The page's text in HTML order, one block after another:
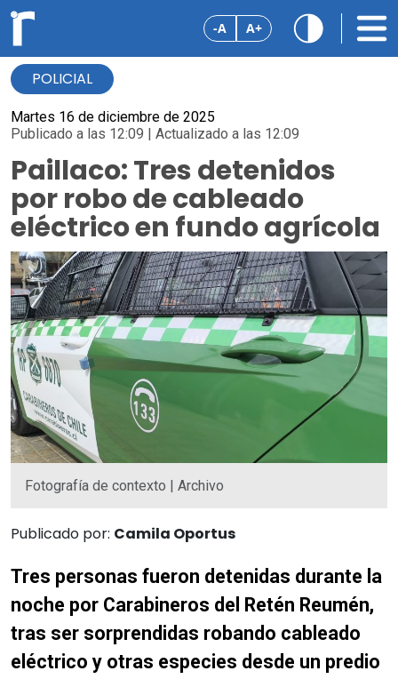
-A A+
POLICIAL
Martes 16 de diciembre de 2025
Publicado a las 12:09 | Actualizado a las 12:09
Paillaco: Tres detenidos
por robo de cableado
eléctrico en fundo agrícola
Fotografía de contexto | Archivo
Publicado por: Camila Oportus
Tres personas fueron detenidas durante la
noche por Carabineros del Retén Reumén,
tras ser sorprendidas robando cableado
eléctrico y otras especies desde un predio